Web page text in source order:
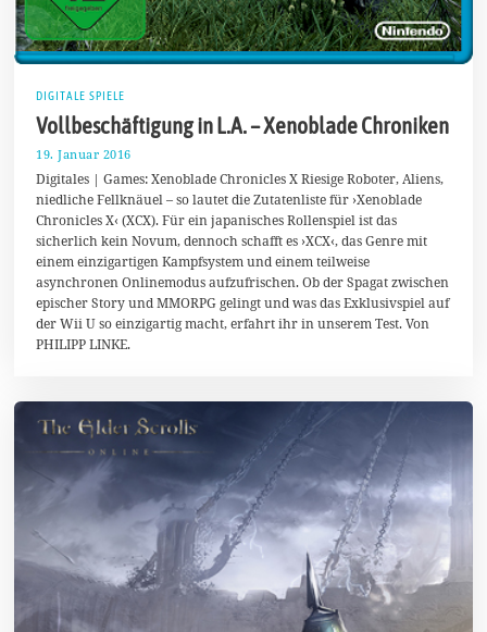
DIGITALE SPIELE
Vollbeschäftigung in L.A. – Xenoblade Chroniken
19. Januar 2016
.
M
a
i
0
1
6
Digitales | Games: Xenoblade Chronicles X Riesige Roboter, Aliens,
niedliche Fellknäuel – so lautet die Zutatenliste für ›Xenoblade
Chronicles X‹ (XCX). Für ein japanisches Rollenspiel ist das
sicherlich kein Novum, dennoch schafft es ›XCX‹, das Genre mit
einem einzigartigen Kampfsystem und einem teilweise
asynchronen Onlinemodus aufzufrischen. Ob der Spagat zwischen
epischer Story und MMORPG gelingt und was das Exklusivspiel auf
der Wii U so einzigartig macht, erfahrt ihr in unserem Test. Von
PHILIPP LINKE.